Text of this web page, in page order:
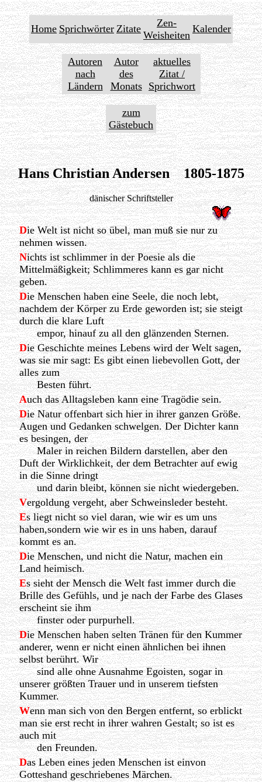
Home Sprichwörter Zitate
Zen-
Weisheiten
Kalender
Autoren
nach
Ländern
Autor
des
Monats
aktuelles
Zitat /
Sprichwort
zum
Gästebuch
Hans Christian Andersen 1805-1875
dänischer Schriftsteller
Die Welt ist nicht so übel, man muß sie nur zu
nehmen wissen.
Nichts ist schlimmer in der Poesie als die
Mittelmäßigkeit; Schlimmeres kann es gar nicht
geben.
Die Menschen haben eine Seele, die noch lebt,
nachdem der Körper zu Erde geworden ist; sie steigt
durch die klare Luft
empor, hinauf zu all den glänzenden Sternen.
Die Geschichte meines Lebens wird der Welt sagen,
was sie mir sagt: Es gibt einen liebevollen Gott, der
alles zum
Besten führt.
Auch das Alltagsleben kann eine Tragödie sein.
Die Natur offenbart sich hier in ihrer ganzen Größe.
Augen und Gedanken schwelgen. Der Dichter kann
es besingen, der
Maler in reichen Bildern darstellen, aber den
Duft der Wirklichkeit, der dem Betrachter auf ewig
in die Sinne dringt
und darin bleibt, können sie nicht wiedergeben.
Vergoldung vergeht, aber Schweinsleder besteht.
Es liegt nicht so viel daran, wie wir es um uns
haben,sondern wie wir es in uns haben, darauf
kommt es an.
Die Menschen, und nicht die Natur, machen ein
Land heimisch.
Es sieht der Mensch die Welt fast immer durch die
Brille des Gefühls, und je nach der Farbe des Glases
erscheint sie ihm
finster oder purpurhell.
Die Menschen haben selten Tränen für den Kummer
anderer, wenn er nicht einen ähnlichen bei ihnen
selbst berührt. Wir
sind alle ohne Ausnahme Egoisten, sogar in
unserer größten Trauer und in unserem tiefsten
Kummer.
Wenn man sich von den Bergen entfernt, so erblickt
man sie erst recht in ihrer wahren Gestalt; so ist es
auch mit
den Freunden.
Das Leben eines jeden Menschen ist einvon
Gotteshand geschriebenes Märchen.